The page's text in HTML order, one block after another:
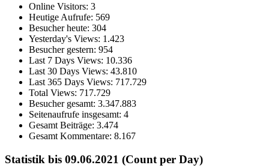
Online Visitors: 3
Heutige Aufrufe: 569
Besucher heute: 304
Yesterday's Views: 1.423
Besucher gestern: 954
Last 7 Days Views: 10.336
Last 30 Days Views: 43.810
Last 365 Days Views: 717.729
Total Views: 717.729
Besucher gesamt: 3.347.883
Seitenaufrufe insgesamt: 4
Gesamt Beiträge: 3.474
Gesamt Kommentare: 8.167
Statistik bis 09.06.2021 (Count per Day)